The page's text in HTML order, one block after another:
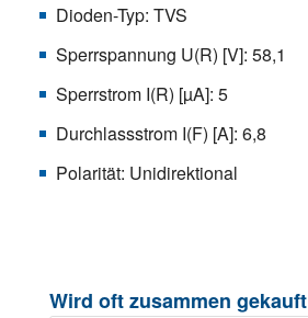
Dioden-Typ: TVS
Sperrspannung U(R) [V]: 58,1
Sperrstrom I(R) [µA]: 5
Durchlassstrom I(F) [A]: 6,8
Polarität: Unidirektional
Produktgalerie überspringen
Wird oft zusammen gekauft